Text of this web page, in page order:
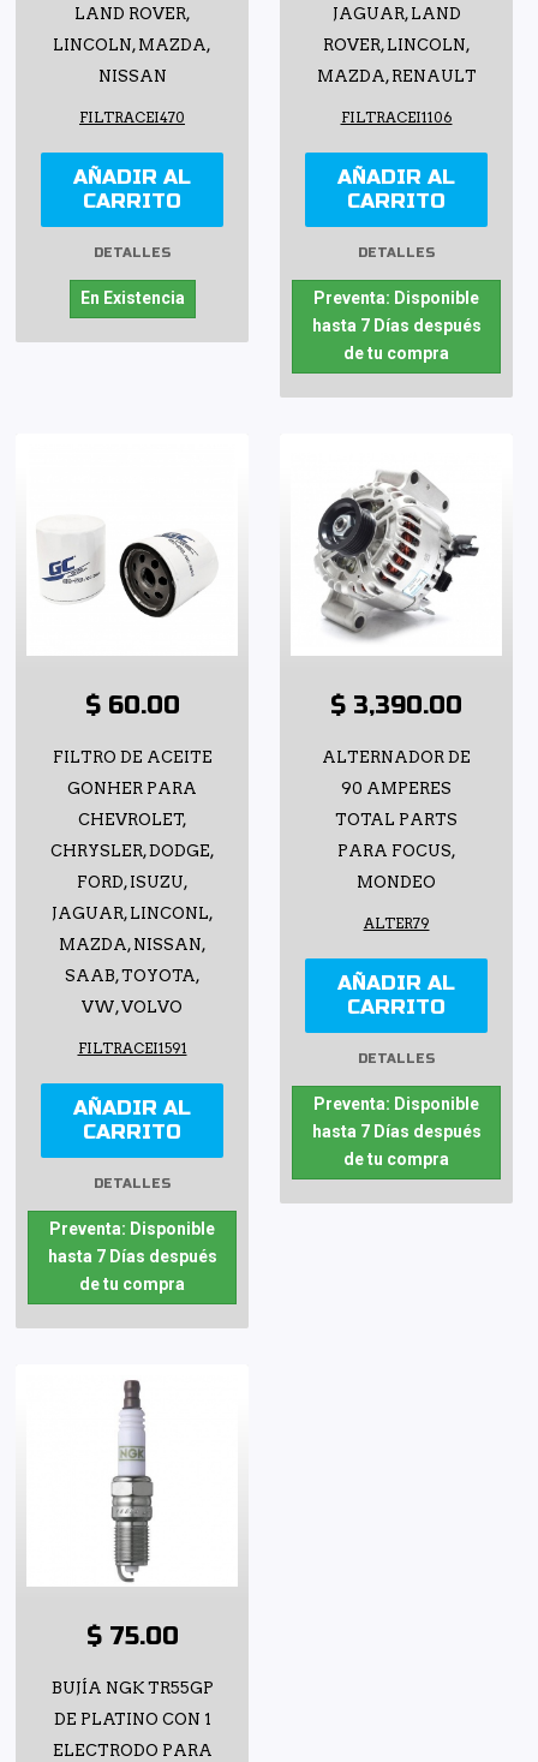
LAND ROVER,
LINCOLN, MAZDA,
NISSAN
FILTRACEI470
AÑADIR AL
CARRITO
DETALLES
En Existencia
JAGUAR, LAND
ROVER, LINCOLN,
MAZDA, RENAULT
FILTRACEI1106
AÑADIR AL
CARRITO
DETALLES
Preventa: Disponible
hasta 7 Días después
de tu compra
$ 60.00
FILTRO DE ACEITE
GONHER PARA
CHEVROLET,
CHRYSLER, DODGE,
FORD, ISUZU,
JAGUAR, LINCONL,
MAZDA, NISSAN,
SAAB, TOYOTA,
VW, VOLVO
FILTRACEI1591
AÑADIR AL
CARRITO
DETALLES
Preventa: Disponible
hasta 7 Días después
de tu compra
$ 3,390.00
ALTERNADOR DE
90 AMPERES
TOTAL PARTS
PARA FOCUS,
MONDEO
ALTER79
AÑADIR AL
CARRITO
DETALLES
Preventa: Disponible
hasta 7 Días después
de tu compra
$ 75.00
BUJÍA NGK TR55GP
DE PLATINO CON 1
ELECTRODO PARA